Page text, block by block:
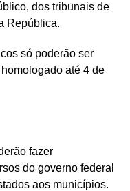
dos tribunais de
República.
só poderão ser
até 4 de
fazer
do governo federal
aos municípios.